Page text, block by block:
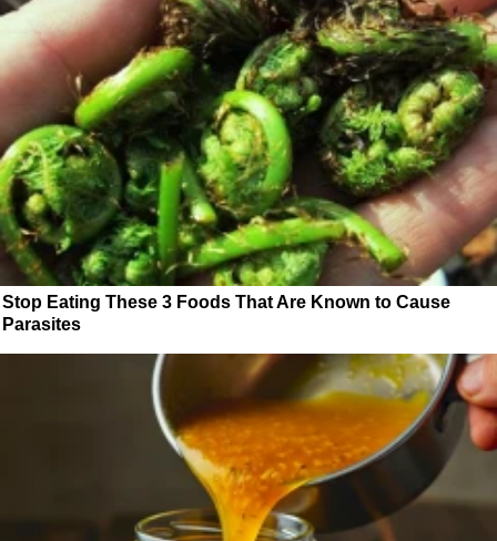
Stop Eating These 3 Foods That Are Known to Cause
Parasites